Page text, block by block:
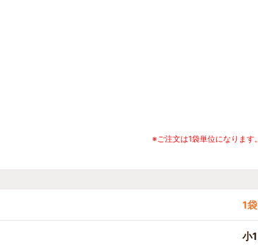
※ご注文は1袋単位になります。
1袋
小1